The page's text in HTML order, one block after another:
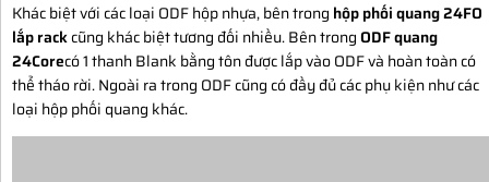
Khác biệt với các loại ODF hộp nhựa, bên trong hộp phối quang 24FO
lắp rackcũng khác biệt tương đối nhiều. Bên trongODF quang
24Corecó 1 thanh Blank bằng tôn được lắp vào ODF và hoàn toàn có
thể tháo rời. Ngoài ra trong ODF cũng có đầy đủ các phụ kiện như các
loại hộp phối quang khác.